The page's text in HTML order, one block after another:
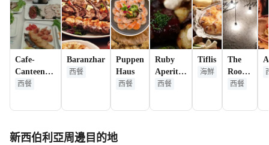
Cafe-
Canteen
Kukuruzza
西餐
Baranzhar
西餐
Puppen
Haus
西餐
Ruby
Aperitifs
and
西餐
Tiflis
海鮮
The
Rooks,
shop
西餐
新西伯利亞周邊目的地